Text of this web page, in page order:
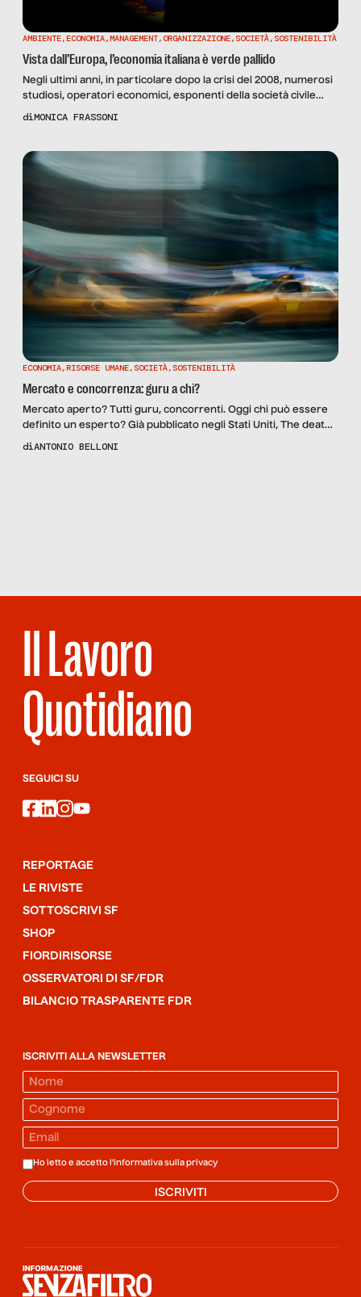
AMBIENTE,ECONOMIA,MANAGEMENT,ORGANIZZAZIONE, SOCIETÀ, SOSTENIBILITÀ
Vista dall’Europa, l’economia italiana è verde pallido
Negli ultimi anni, in particolare dopo la crisi del 2008, numerosi
studiosi, operatori economici, esponenti della società civile
ritengono che puntando su educazione, salute, ricerca e
competitività. Questo rappresenterebbe una risposta sia alle
sfide che rappresentano la scarsità delle risorse, che dei […]
diMONICA FRASSONI
ECONOMIA,RISORSE UMANE, SOCIETÀ, SOSTENIBILITÀ
Mercato e concorrenza: guru a chi?
Mercato aperto? Tutti guru, concorrenti. Oggi chi può essere
definito un esperto? Già pubblicato negli Stati Uniti, The death
of expertise. The campaign against established knowledge and
diANTONIO BELLONI
Il Lavoro
Quotidiano
SEGUICI SU
facebook
linkedin
instagram
youtube
REPORTAGE
LE RIVISTE
SOTTOSCRIVI SF
SHOP
FIORDIRISORSE
OSSERVATORI DI SF/FDR
BILANCIO TRASPARENTE FDR
ISCRIVITI ALLA NEWSLETTER
Ho letto e accetto l'informativa sulla privacy
ISCRIVITI